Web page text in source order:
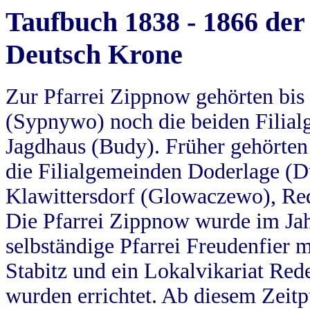
Taufbuch 1838 - 1866
Deutsch Krone
Zur Pfarrei Zippnow gehörten
(Sypnywo) noch die beiden
Jagdhaus (Budy). Früher
die Filialgemeinden Doderlage
Klawittersdorf (Glowaczewo),
Die Pfarrei Zippnow wurde im
selbständige Pfarrei Freudenfier
Stabitz und ein Lokalvikariat
wurden errichtet. Ab diesem